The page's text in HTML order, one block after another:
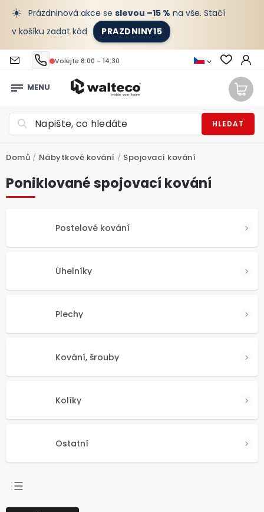
☀️ Prázdninová akce se slevou –15 % na vše. Stačí
v košíku zadat kód
PRAZDNINY15
Volejte 8:00 - 14:30
HLEDAT
Domů / Nábytkové kování / Spojovací kování
Poniklované spojovací kování
Postelové kování
Úhelníky
Plechy
Kování, šrouby
Kolíky
Ostatní
NEJPRODÁVANĚJŠÍ